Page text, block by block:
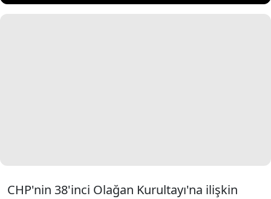
CHP'nin 38'inci Olağan Kurultayı'na ilişkin